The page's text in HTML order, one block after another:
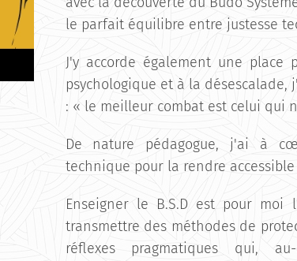
le parfait équilibre entre justesse
J'y accorde également une place
psychologique et à la
: « le meilleur combat est celui qui
De nature pédagogue, j'ai à
technique pour la rendre accessible
Enseigner le B.S.D est pour moi
transmettre des méthodes de
réflexes pragmatiques qui,